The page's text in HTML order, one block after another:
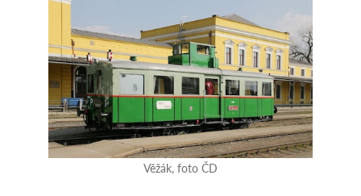
Věžák, foto ČD